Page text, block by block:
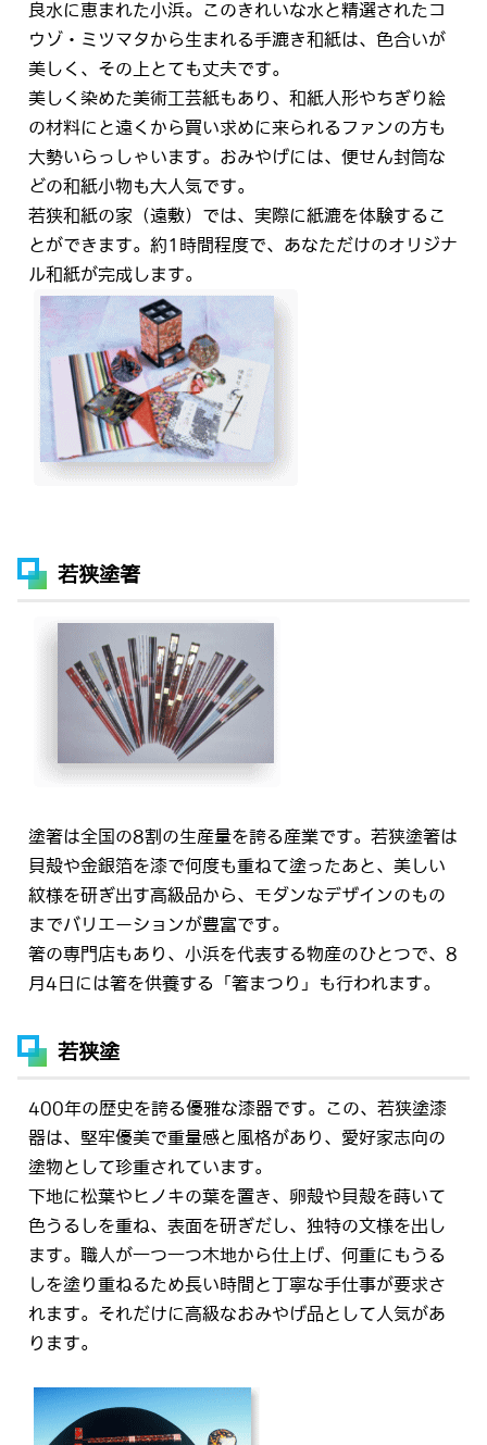
良水に恵まれた小浜。このきれいな水と精選されたコ
ウゾ・ミツマタから生まれる手漉き和紙は、色合いが
美しく、その上とても丈夫です。
美しく染めた美術工芸紙もあり、和紙人形やちぎり絵
の材料にと遠くから買い求めに来られるファンの方も
大勢いらっしゃいます。おみやげには、便せん封筒な
どの和紙小物も大人気です。
若狭和紙の家（遠敷）では、実際に紙漉を体験するこ
とができます。約1時間程度で、あなただけのオリジナ
ル和紙が完成します。
若狭塗箸
塗箸は全国の8割の生産量を誇る産業です。若狭塗箸は
貝殻や金銀箔を漆で何度も重ねて塗ったあと、美しい
紋様を研ぎ出す高級品から、モダンなデザインのもの
までバリエーションが豊富です。
箸の専門店もあり、小浜を代表する物産のひとつで、8
月4日には箸を供養する「箸まつり」も行われます。
若狭塗
400年の歴史を誇る優雅な漆器です。この、若狭塗漆
器は、堅牢優美で重量感と風格があり、愛好家志向の
塗物として珍重されています。
下地に松葉やヒノキの葉を置き、卵殻や貝殻を蒔いて
色うるしを重ね、表面を研ぎだし、独特の文様を出し
ます。職人が一つ一つ木地から仕上げ、何重にもうる
しを塗り重ねるため長い時間と丁寧な手仕事が要求さ
れます。それだけに高級なおみやげ品として人気があ
ります。